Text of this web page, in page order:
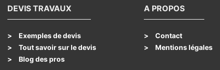
DEVIS TRAVAUX
Exemples de devis
Tout savoir sur le devis
Blog des pros
A PROPOS
Contact
Mentions légales